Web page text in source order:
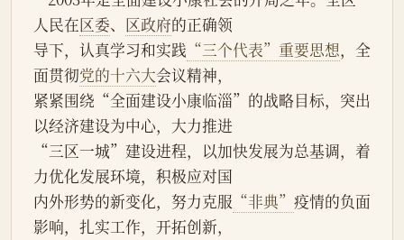
人民在区委、 区政府的正确领
导下，认真学习和实践 “三个代表”重要思想，全
面贯彻党的十六大会议精神，
紧紧围绕“全面建设小康临淄”的战略目标，突出
以经济建设为中心，大力推进
“三区一城”建设进程，以加快发展为总基调，着
力优化发展环境，积极应对国
内外形势的新变化，努力克服 “非典” 疫情的负面
影响，扎实工作，开拓创新，